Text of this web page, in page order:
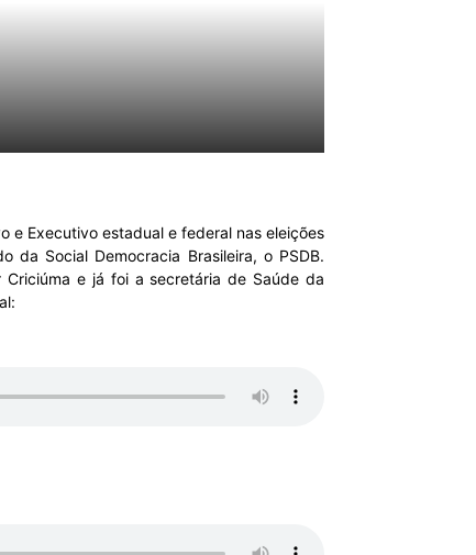
e Executivo estadual e federal nas eleições
da Social Democracia Brasileira, o PSDB.
e já foi a secretária de Saúde da